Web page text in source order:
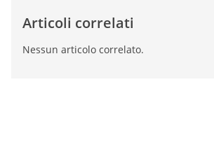
Articoli correlati
Nessun articolo correlato.